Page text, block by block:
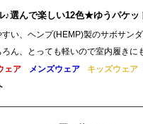
選んで楽しい12色★ゆうパケッ
い、ヘンプ(HEMP)製のサボサン
ろん、とっても軽いので室内履きに
ェア メンズウェア キッズウェア